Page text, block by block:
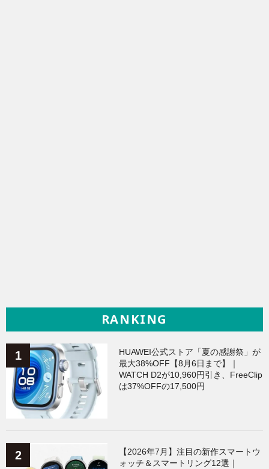
RANKING
HUAWEI公式ストア「夏の感謝祭」が
最大38%OFF【8月6日まで】｜
WATCH D2が10,960円引き、FreeClip
は37%OFFの17,500円
【2026年7月】注目の新作スマートウ
ォッチ＆スマートリング12選｜